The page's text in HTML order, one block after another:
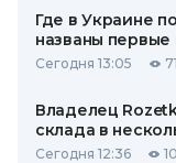
Где в Украине
названы первые
Сегодня 13:05 71
Владелец
склада в
Сегодня 12:36